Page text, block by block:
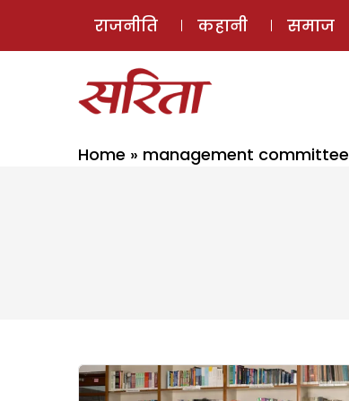
राजनीति कहानी समाज
Home » management committee